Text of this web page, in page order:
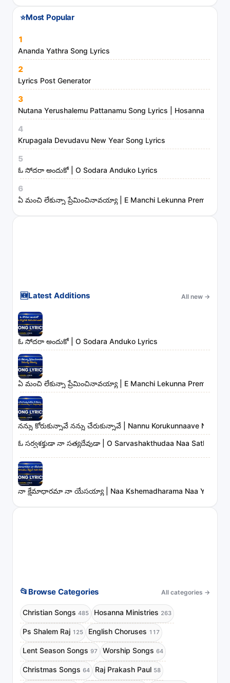
⭐Most Popular
1
Ananda Yathra Song Lyrics
2
Lyrics Post Generator
3
Nutana Yerushalemu Pattanamu Song Lyrics | Hosanna
4
Krupagala Devudavu New Year Song Lyrics
5
ఓ సోదరా అందుకో | O Sodara Anduko Lyrics
6
ఏ మంచి లేకున్నా ప్రేమించినావయ్యా | E Manchi Lekunna
🆕Latest Additions All new →
ఓ సోదరా అందుకో | O Sodara Anduko Lyrics
ఏ మంచి లేకున్నా ప్రేమించినావయ్యా | E Manchi Lekunna
నన్ను కోరుకున్నావే నన్ను చేరుకున్నావే | Nannu Korukunnaave Nannu
ఓ సర్వశక్తుడా నా సత్యదేవుడా | O Sarvashakthudaa Naa
నా క్షేమాధారమా నా యేసయ్యా | Naa Kshemadharama Naa Yesayya
📂 Browse Categories All categories →
Christian Songs 485 Hosanna Ministries 263
Ps Shalem Raj 125 English Choruses 117
Lent Season Songs 97 Worship Songs 64
Christmas Songs 64 Raj Prakash Paul 58